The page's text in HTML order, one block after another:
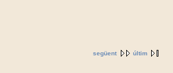
següent últim